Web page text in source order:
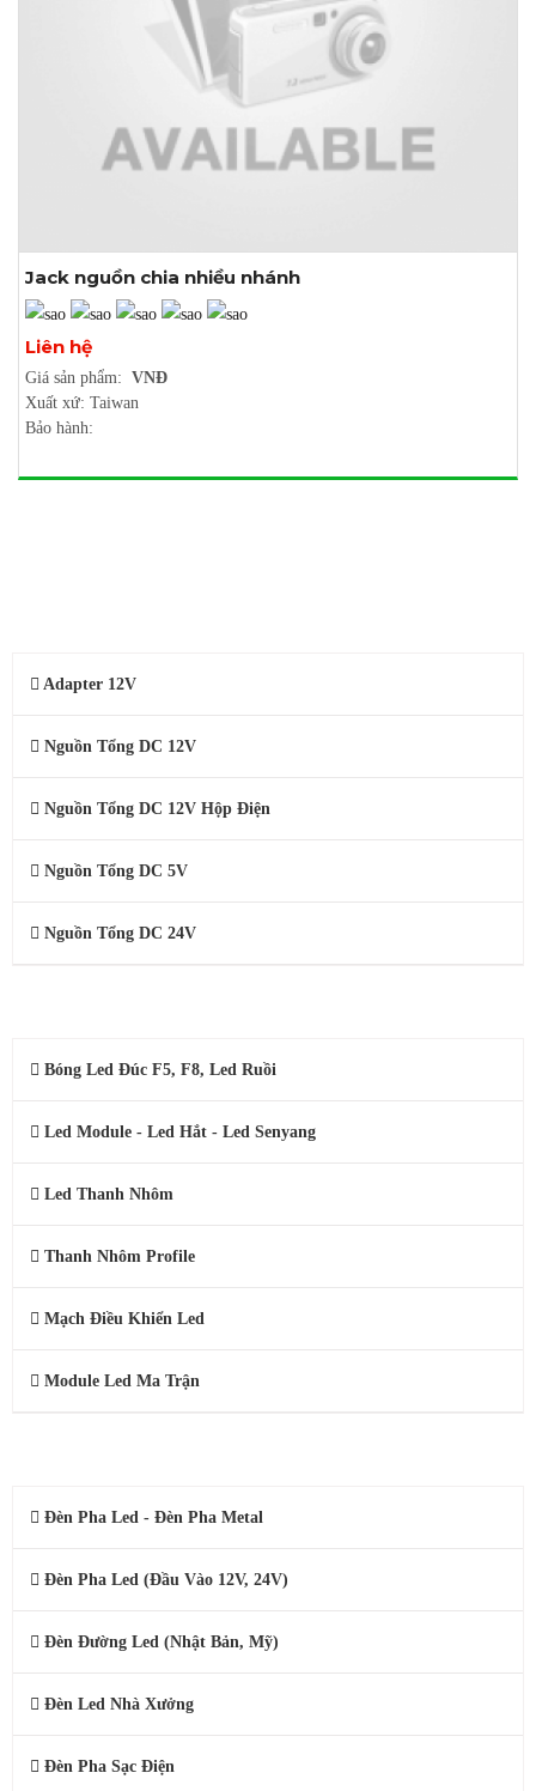
Jack nguồn chia nhiều nhánh
Liên hệ
Giá sản phẩm: VNĐ
Xuất xứ: Taiwan
Bảo hành:
Adapter 12V
Nguồn Tổng DC 12V
Nguồn Tổng DC 12V Hộp Điện
Nguồn Tổng DC 5V
Nguồn Tổng DC 24V
Bóng Led Đúc F5, F8, Led Ruồi
Led Module - Led Hắt - Led Senyang
Led Thanh Nhôm
Thanh Nhôm Profile
Mạch Điều Khiển Led
Module Led Ma Trận
Đèn Pha Led - Đèn Pha Metal
Đèn Pha Led (Đầu Vào 12V, 24V)
Đèn Đường Led (Nhật Bản, Mỹ)
Đèn Led Nhà Xưởng
Đèn Pha Sạc Điện